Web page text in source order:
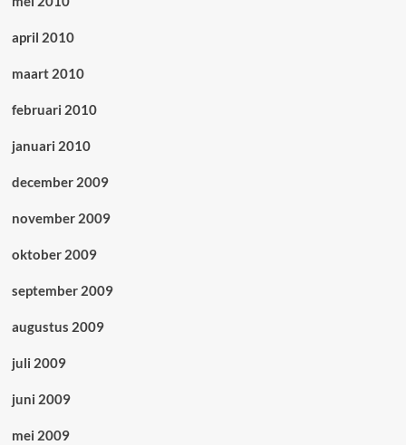
april 2010
maart 2010
februari 2010
januari 2010
december 2009
november 2009
oktober 2009
september 2009
augustus 2009
juli 2009
juni 2009
mei 2009